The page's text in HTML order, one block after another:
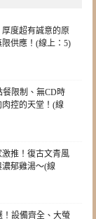
度超有誠意的原
供應！(線上：5)
餐限制、無CD時
控的天堂！(線
推！復古文青風
郁雞湯～(線
！設備齊全、大螢